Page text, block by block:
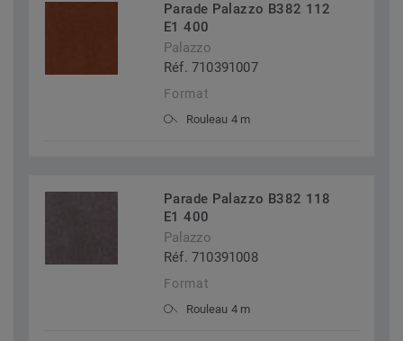
Parade Palazzo B382 112
E1 400
Palazzo
Réf. 710391007
Format
Rouleau 4 m
Parade Palazzo B382 118
E1 400
Palazzo
Réf. 710391008
Format
Rouleau 4 m